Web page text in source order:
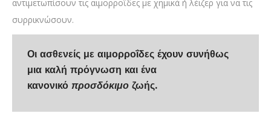
αντιμετωπίσουν τις αιμορροΐδες με χημικά ή λέιζερ για να τις
συρρικνώσουν.
Οι ασθενείς με αιμορροΐδες έχουν συνήθως
μια καλή πρόγνωση και ένα
κανονικό προσδόκιμο ζωής.